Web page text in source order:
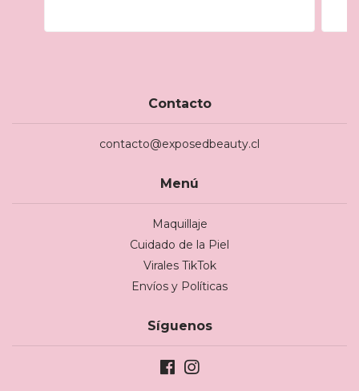
Contacto
contacto@exposedbeauty.cl
Menú
Maquillaje
Cuidado de la Piel
Virales TikTok
Envíos y Políticas
Síguenos